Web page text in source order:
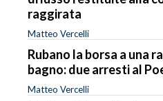
raggirata
Matteo Vercelli
Rubano la borsa a una
bagno: due arresti al
Matteo Vercelli